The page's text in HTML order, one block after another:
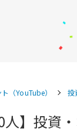
（YouTube） 投
人】投資